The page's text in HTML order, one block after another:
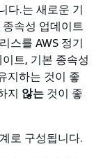
다.는 새로운 기
속성 업데이트
스를 AWS 정기
트, 기본 종속성
지하는 것이 좋
지 않는 것이 좋
로 구성됩니다.